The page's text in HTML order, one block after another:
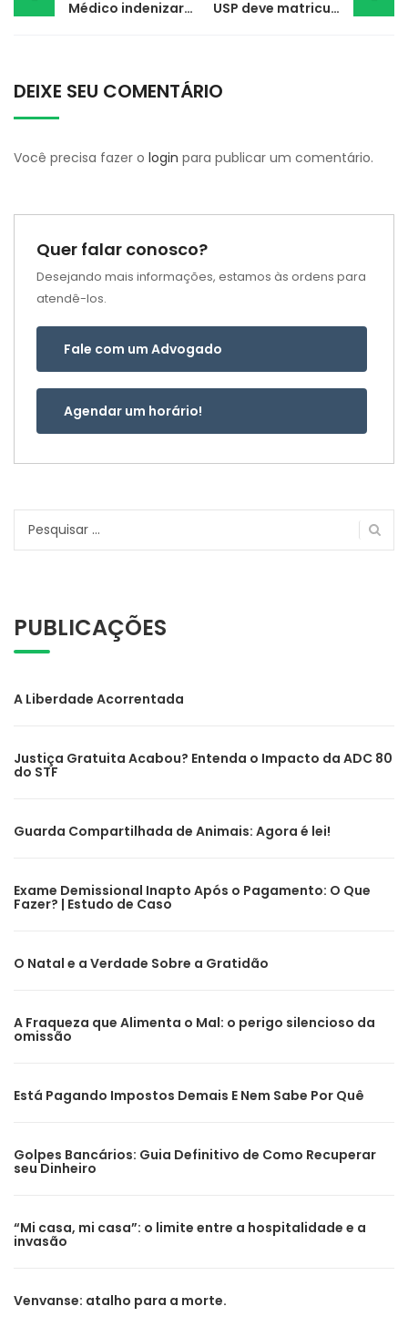
navigation Médico indenizará paciente por perda de visão após cirurgia USP deve matricular aluno excluído de cotas raciais
DEIXE SEU COMENTÁRIO
Você precisa fazer o login para publicar um comentário.
Quer falar conosco?
Desejando mais informações, estamos às ordens para
atendê-los.
Fale com um Advogado
Agendar um horário!
Pesquisar
PUBLICAÇÕES
A Liberdade Acorrentada
Justiça Gratuita Acabou? Entenda o Impacto da ADC 80
do STF
Guarda Compartilhada de Animais: Agora é lei!
Exame Demissional Inapto Após o Pagamento: O Que
Fazer? | Estudo de Caso
O Natal e a Verdade Sobre a Gratidão
A Fraqueza que Alimenta o Mal: o perigo silencioso da
omissão
Está Pagando Impostos Demais E Nem Sabe Por Quê
Golpes Bancários: Guia Definitivo de Como Recuperar
seu Dinheiro
“Mi casa, mi casa”: o limite entre a hospitalidade e a
invasão
Venvanse: atalho para a morte.